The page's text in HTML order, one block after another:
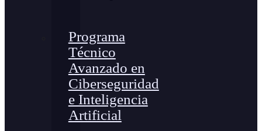
Programa
Técnico
Avanzado en
Ciberseguridad
e Inteligencia
Artificial